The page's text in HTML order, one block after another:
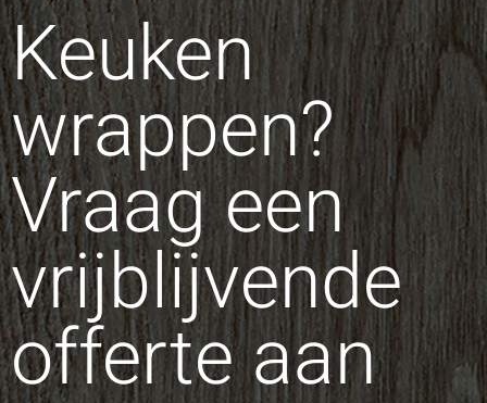
Keuken
wrappen?
Vraag een
vrijblijvende
offerte aan